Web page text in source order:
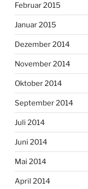
Februar 2015
Januar 2015
Dezember 2014
November 2014
Oktober 2014
September 2014
Juli 2014
Juni 2014
Mai 2014
April 2014